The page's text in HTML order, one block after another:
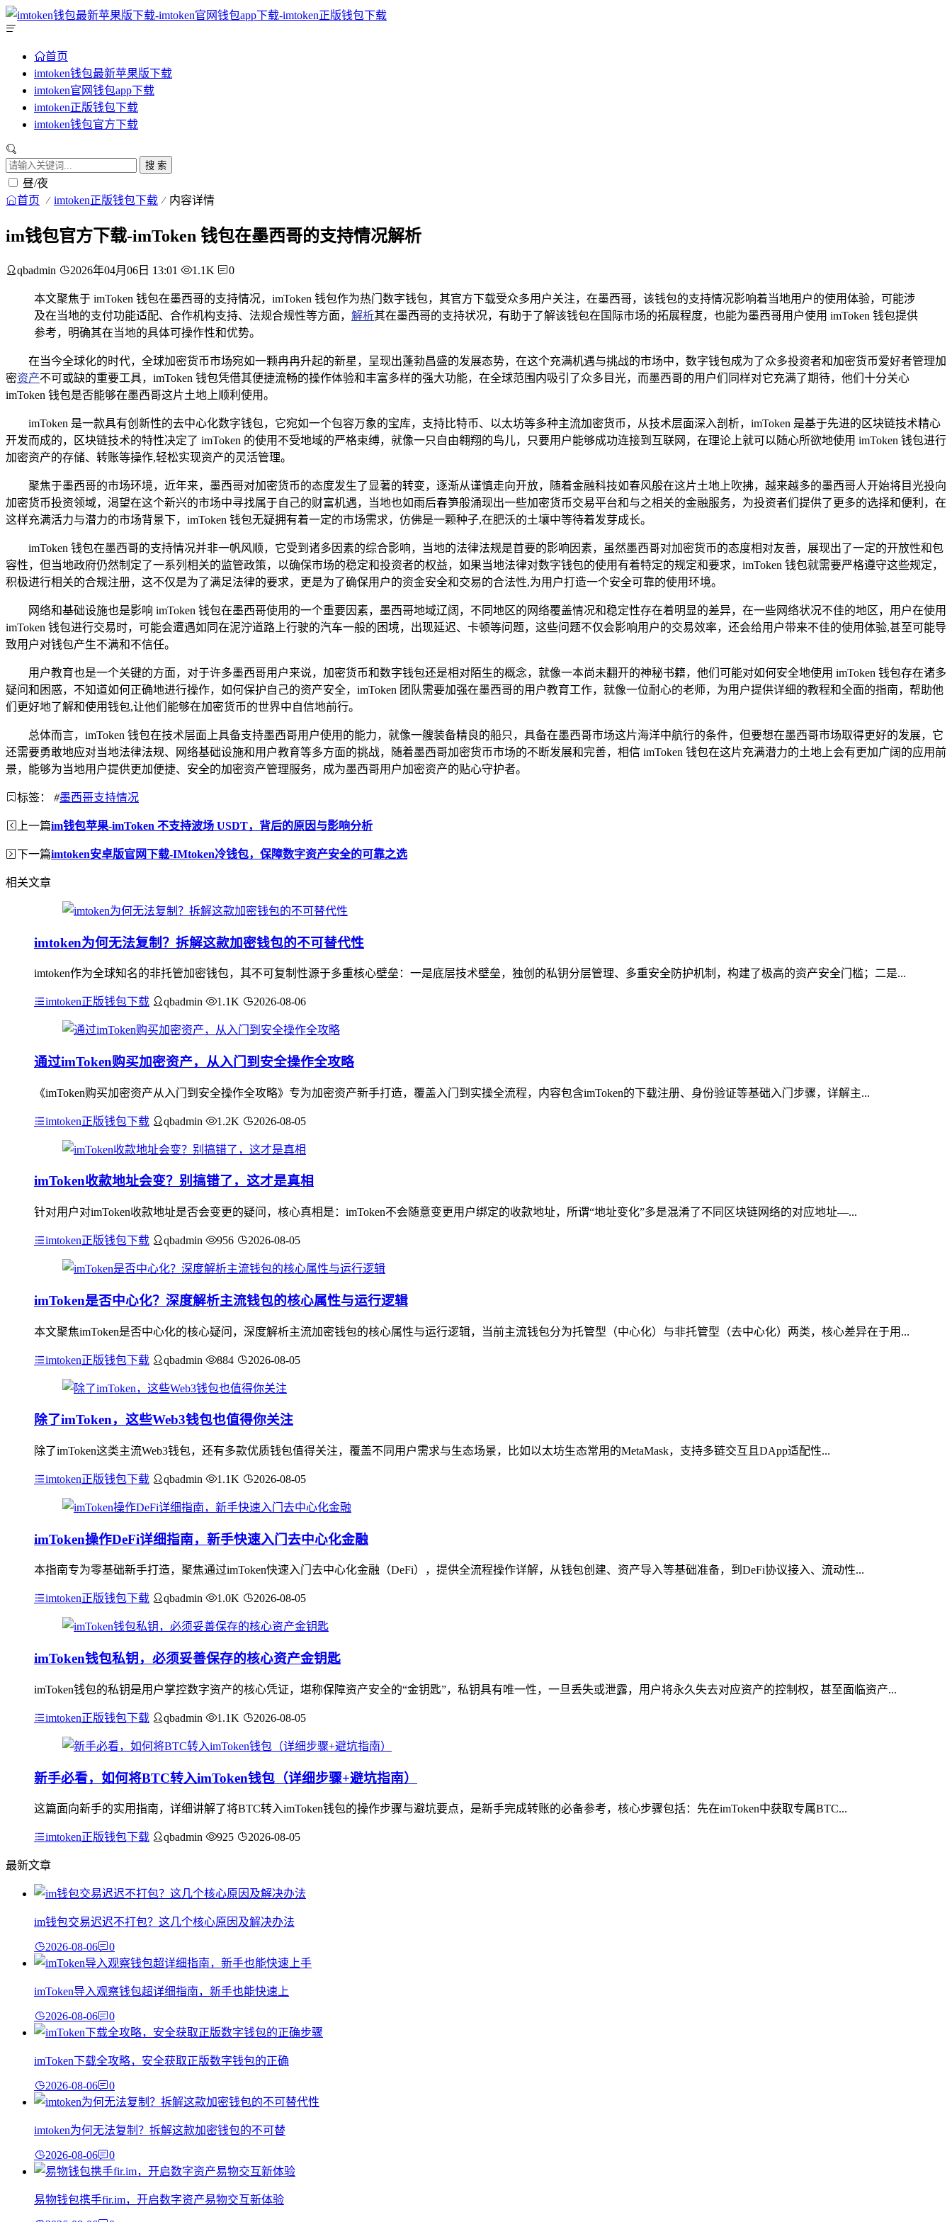
首页
imtoken钱包最新苹果版下载
imtoken官网钱包app下载
imtoken正版钱包下载
imtoken钱包官方下载
搜 索
昼/夜
首页 imtoken正版钱包下载 内容详情
im钱包官方下载-imToken 钱包在墨西哥的支持情况解析
qbadmin 2026年04月06日 13:01 1.1K 0
本文聚焦于 imToken 钱包在墨西哥的支持情况，imToken 钱包作为热门数字钱包，其官方下载受众多用户关注，在墨西哥，该钱包的支持情况影响着当地用户的使用体验，可能涉
及在当地的支付功能适配、合作机构支持、法规合规性等方面， 解析其在墨西哥的支持状况，有助于了解该钱包在国际市场的拓展程度，也能为墨西哥用户使用 imToken 钱包提供
参考，明确其在当地的具体可操作性和优势。
在当今全球化的时代，全球加密货币市场宛如一颗冉冉升起的新星，呈现出蓬勃昌盛的发展态势，在这个充满机遇与挑战的市场中，数字钱包成为了众多投资者和加密货币爱好者管理加
密资产不可或缺的重要工具，imToken 钱包凭借其便捷流畅的操作体验和丰富多样的强大功能，在全球范围内吸引了众多目光，而墨西哥的用户们同样对它充满了期待，他们十分关心
imToken 钱包是否能够在墨西哥这片土地上顺利使用。
imToken 是一款具有创新性的去中心化数字钱包，它宛如一个包容万象的宝库，支持比特币、以太坊等多种主流加密货币，从技术层面深入剖析，imToken 是基于先进的区块链技术精心
开发而成的，区块链技术的特性决定了 imToken 的使用不受地域的严格束缚，就像一只自由翱翔的鸟儿，只要用户能够成功连接到互联网，在理论上就可以随心所欲地使用 imToken 钱包进行
加密资产的存储、转账等操作,轻松实现资产的灵活管理。
聚焦于墨西哥的市场环境，近年来，墨西哥对加密货币的态度发生了显著的转变，逐渐从谨慎走向开放，随着金融科技如春风般在这片土地上吹拂，越来越多的墨西哥人开始将目光投向
加密货币投资领域，渴望在这个新兴的市场中寻找属于自己的财富机遇，当地也如雨后春笋般涌现出一些加密货币交易平台和与之相关的金融服务，为投资者们提供了更多的选择和便利，在
这样充满活力与潜力的市场背景下，imToken 钱包无疑拥有着一定的市场需求，仿佛是一颗种子,在肥沃的土壤中等待着发芽成长。
imToken 钱包在墨西哥的支持情况并非一帆风顺，它受到诸多因素的综合影响，当地的法律法规是首要的影响因素，虽然墨西哥对加密货币的态度相对友善，展现出了一定的开放性和包
容性，但当地政府仍然制定了一系列相关的监管政策，以确保市场的稳定和投资者的权益，如果当地法律对数字钱包的使用有着特定的规定和要求，imToken 钱包就需要严格遵守这些规定，
积极进行相关的合规注册，这不仅是为了满足法律的要求，更是为了确保用户的资金安全和交易的合法性,为用户打造一个安全可靠的使用环境。
网络和基础设施也是影响 imToken 钱包在墨西哥使用的一个重要因素，墨西哥地域辽阔，不同地区的网络覆盖情况和稳定性存在着明显的差异，在一些网络状况不佳的地区，用户在使用
imToken 钱包进行交易时，可能会遭遇如同在泥泞道路上行驶的汽车一般的困境，出现延迟、卡顿等问题，这些问题不仅会影响用户的交易效率，还会给用户带来不佳的使用体验,甚至可能导
致用户对钱包产生不满和不信任。
用户教育也是一个关键的方面，对于许多墨西哥用户来说，加密货币和数字钱包还是相对陌生的概念，就像一本尚未翻开的神秘书籍，他们可能对如何安全地使用 imToken 钱包存在诸多
疑问和困惑，不知道如何正确地进行操作，如何保护自己的资产安全，imToken 团队需要加强在墨西哥的用户教育工作，就像一位耐心的老师，为用户提供详细的教程和全面的指南，帮助他
们更好地了解和使用钱包,让他们能够在加密货币的世界中自信地前行。
总体而言，imToken 钱包在技术层面上具备支持墨西哥用户使用的能力，就像一艘装备精良的船只，具备在墨西哥市场这片海洋中航行的条件，但要想在墨西哥市场取得更好的发展，它
还需要勇敢地应对当地法律法规、网络基础设施和用户教育等多方面的挑战，随着墨西哥加密货币市场的不断发展和完善，相信 imToken 钱包在这片充满潜力的土地上会有更加广阔的应用前
景，能够为当地用户提供更加便捷、安全的加密资产管理服务，成为墨西哥用户加密资产的贴心守护者。
标签： #墨西哥支持情况
上一篇im钱包苹果-imToken 不支持波场 USDT，背后的原因与影响分析
下一篇imtoken安卓版官网下载-IMtoken冷钱包，保障数字资产安全的可靠之选
相关文章
imtoken为何无法复制？拆解这款加密钱包的不可替代性
imtoken作为全球知名的非托管加密钱包，其不可复制性源于多重核心壁垒：一是底层技术壁垒，独创的私钥分层管理、多重安全防护机制，构建了极高的资产安全门槛；二是...
imtoken正版钱包下载 qbadmin 1.1K 2026-08-06
通过imToken购买加密资产，从入门到安全操作全攻略
《imToken购买加密资产从入门到安全操作全攻略》专为加密资产新手打造，覆盖入门到实操全流程，内容包含imToken的下载注册、身份验证等基础入门步骤，详解主...
imtoken正版钱包下载 qbadmin 1.2K 2026-08-05
imToken收款地址会变？别搞错了，这才是真相
针对用户对imToken收款地址是否会变更的疑问，核心真相是：imToken不会随意变更用户绑定的收款地址，所谓“地址变化”多是混淆了不同区块链网络的对应地址—...
imtoken正版钱包下载 qbadmin 956 2026-08-05
imToken是否中心化？深度解析主流钱包的核心属性与运行逻辑
本文聚焦imToken是否中心化的核心疑问，深度解析主流加密钱包的核心属性与运行逻辑，当前主流钱包分为托管型（中心化）与非托管型（去中心化）两类，核心差异在于用...
imtoken正版钱包下载 qbadmin 884 2026-08-05
除了imToken，这些Web3钱包也值得你关注
除了imToken这类主流Web3钱包，还有多款优质钱包值得关注，覆盖不同用户需求与生态场景，比如以太坊生态常用的MetaMask，支持多链交互且DApp适配性...
imtoken正版钱包下载 qbadmin 1.1K 2026-08-05
imToken操作DeFi详细指南，新手快速入门去中心化金融
本指南专为零基础新手打造，聚焦通过imToken快速入门去中心化金融（DeFi），提供全流程操作详解，从钱包创建、资产导入等基础准备，到DeFi协议接入、流动性...
imtoken正版钱包下载 qbadmin 1.0K 2026-08-05
imToken钱包私钥，必须妥善保存的核心资产金钥匙
imToken钱包的私钥是用户掌控数字资产的核心凭证，堪称保障资产安全的“金钥匙”，私钥具有唯一性，一旦丢失或泄露，用户将永久失去对应资产的控制权，甚至面临资产...
imtoken正版钱包下载 qbadmin 1.1K 2026-08-05
新手必看，如何将BTC转入imToken钱包（详细步骤+避坑指南）
这篇面向新手的实用指南，详细讲解了将BTC转入imToken钱包的操作步骤与避坑要点，是新手完成转账的必备参考，核心步骤包括：先在imToken中获取专属BTC...
imtoken正版钱包下载 qbadmin 925 2026-08-05
最新文章
im钱包交易迟迟不打包？这几个核心原因及解决办法
2026-08-06 0
imToken导入观察钱包超详细指南，新手也能快速上
2026-08-06 0
imToken下载全攻略，安全获取正版数字钱包的正确
2026-08-06 0
imtoken为何无法复制？拆解这款加密钱包的不可替
2026-08-06 0
易物钱包携手fir.im，开启数字资产易物交互新体验